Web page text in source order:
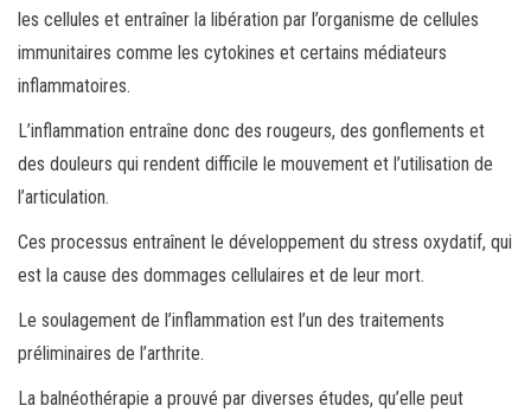
les cellules et entraîner la libération par l’organisme de cellules
immunitaires comme les cytokines et certains médiateurs
inflammatoires.
L’inflammation entraîne donc des rougeurs, des gonflements et
des douleurs qui rendent difficile le mouvement et l’utilisation de
l’articulation.
Ces processus entraînent le développement du stress oxydatif, qui
est la cause des dommages cellulaires et de leur mort.
Le soulagement de l’inflammation est l’un des traitements
préliminaires de l’arthrite.
La balnéothérapie a prouvé par diverses études, qu’elle peut